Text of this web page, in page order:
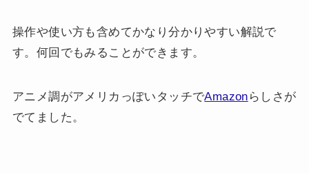
操作や使い方も含めてかなり分かりやすい解説で
す。何回でもみることができます。
アニメ調がアメリカっぽいタッチでAmazon らしさが
でてました。